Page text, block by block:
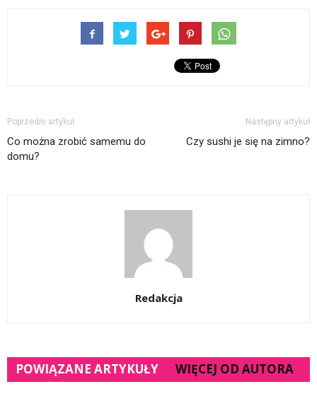
Poprzedni artykuł
Co można zrobić samemu do
domu?
Następny artykuł
Czy sushi je się na zimno?
Redakcja
POWIĄZANE ARTYKUŁY WIĘCEJ OD AUTORA